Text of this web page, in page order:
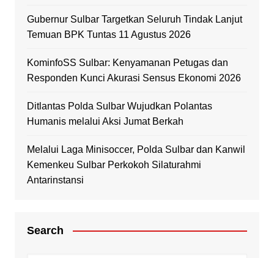
Gubernur Sulbar Targetkan Seluruh Tindak Lanjut
Temuan BPK Tuntas 11 Agustus 2026
KominfoSS Sulbar: Kenyamanan Petugas dan
Responden Kunci Akurasi Sensus Ekonomi 2026
Ditlantas Polda Sulbar Wujudkan Polantas
Humanis melalui Aksi Jumat Berkah
Melalui Laga Minisoccer, Polda Sulbar dan Kanwil
Kemenkeu Sulbar Perkokoh Silaturahmi
Antarinstansi
Search